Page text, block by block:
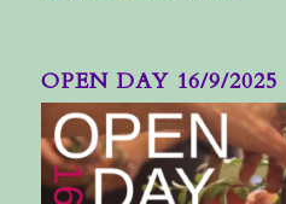
OPEN DAY 16/9/2025